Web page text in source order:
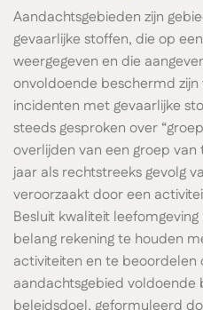
Aandachtsgebieden zijn
gevaarlijke stoffen, die op
weergegeven en die
onvoldoende beschermd
incidenten met gevaarlijke
steeds gesproken over
overlijden van een groep
jaar als rechtstreeks gevolg
veroorzaakt door een
Besluit kwaliteit
belang rekening te houden
activiteiten en te beoordelen
aandachtsgebied voldoende
beleidsdoel, geformuleerd